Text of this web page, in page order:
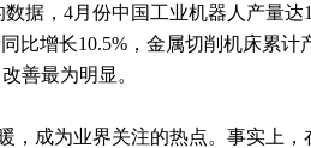
据，4月份中国工业机器人产量
比增长10.5%，金属切削机床累
善最为明显。
，成为业界关注的热点。事实上